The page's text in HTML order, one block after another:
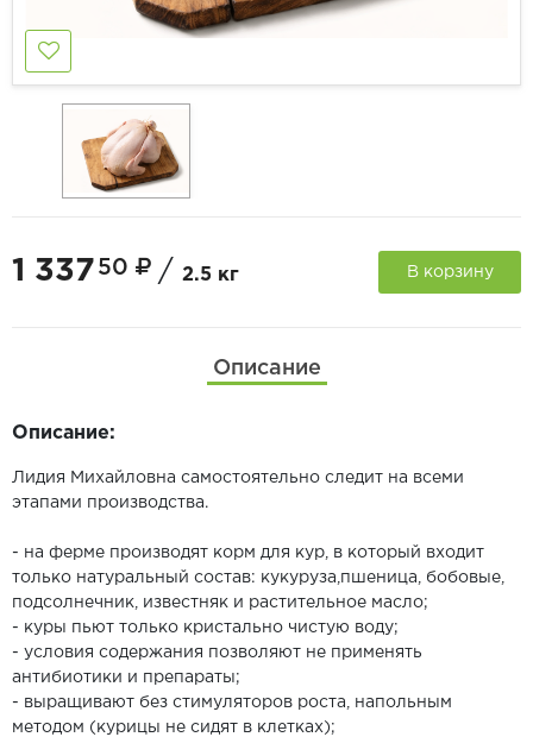
1 337 50 / 2.5 кг В корзину
Описание
Описание:
Лидия Михайловна самостоятельно следит на всеми
этапами производства.
- на ферме производят корм для кур, в который входит
только натуральный состав: кукуруза,пшеница, бобовые,
подсолнечник, известняк и растительное масло;
- куры пьют только кристально чистую воду;
- условия содержания позволяют не применять
антибиотики и препараты;
- выращивают без стимуляторов роста, напольным
методом (курицы не сидят в клетках);